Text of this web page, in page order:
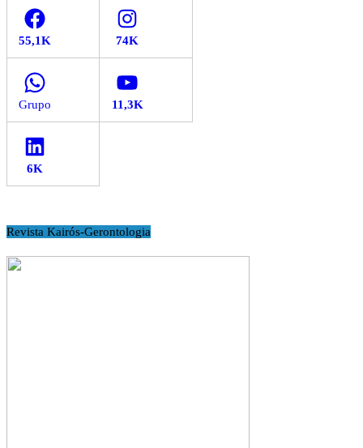
Facebook Instagram
WhatsApp YouTube
LinkedIn
Revista Kairós-Gerontologia